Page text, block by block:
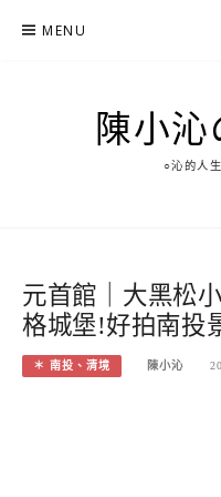
MENU
陳小沁
○沁的人
元首館｜大黑松
格城堡!好拍南投
＊ 南投、清境 陳小沁